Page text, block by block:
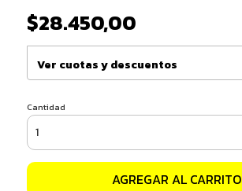
$28.450,00
Ver cuotas y descuentos
Cantidad
AGREGAR AL CARRITO